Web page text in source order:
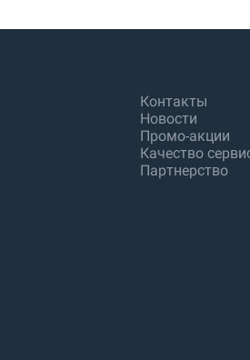
Контакты
Новости
Промо-акции
Качество
Партнерство